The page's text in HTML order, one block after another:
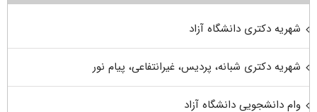
شهریه دکتری دانشگاه آزاد
شهریه دکتری شبانه، پردیس، غیرانتفاعی، پیام نور
وام دانشجویی دانشگاه آزاد